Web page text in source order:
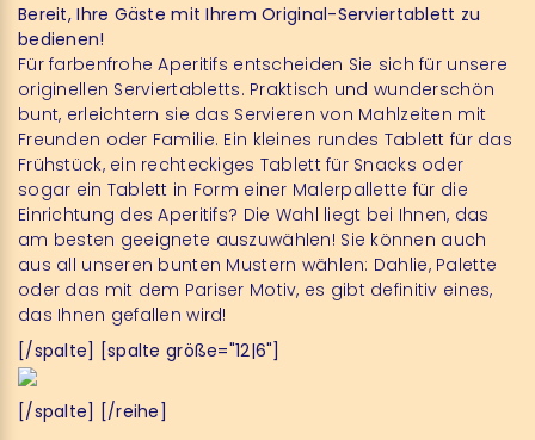
Bereit, Ihre Gäste mit Ihrem Original-Serviertablett zu
bedienen!
Für farbenfrohe Aperitifs entscheiden Sie sich für unsere
originellen Serviertabletts. Praktisch und wunderschön
bunt, erleichtern sie das Servieren von Mahlzeiten mit
Freunden oder Familie. Ein kleines rundes Tablett für das
Frühstück, ein rechteckiges Tablett für Snacks oder
sogar ein Tablett in Form einer Malerpallette für die
Einrichtung des Aperitifs? Die Wahl liegt bei Ihnen, das
am besten geeignete auszuwählen! Sie können auch
aus all unseren bunten Mustern wählen: Dahlie, Palette
oder das mit dem Pariser Motiv, es gibt definitiv eines,
das Ihnen gefallen wird!
[/spalte] [spalte größe="12|6"]
[/spalte] [/reihe]